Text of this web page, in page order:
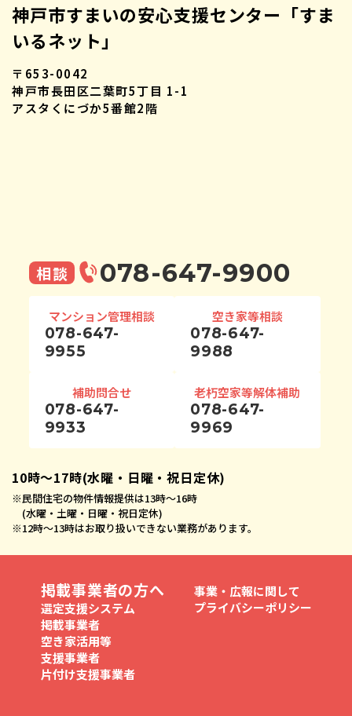
神戸市すまいの安心支援センター「すま
いるネット」
〒653-0042
神戸市長田区二葉町5丁目 1-1
アスタくにづか5番館2階
相談 078-647-9900
マンション管理相談
078-647-
9955
空き家等相談
078-647-
9988
補助問合せ
078-647-
9933
老朽空家等解体補助
078-647-
9969
10時〜17時(水曜・日曜・祝日定休)
※民間住宅の物件情報提供は13時〜16時
(水曜・土曜・日曜・祝日定休)
※12時〜13時はお取り扱いできない業務があります。
掲載事業者の方へ
選定支援システム
掲載事業者
空き家活用等
支援事業者
片付け支援事業者
事業・広報に関して
プライバシーポリシー